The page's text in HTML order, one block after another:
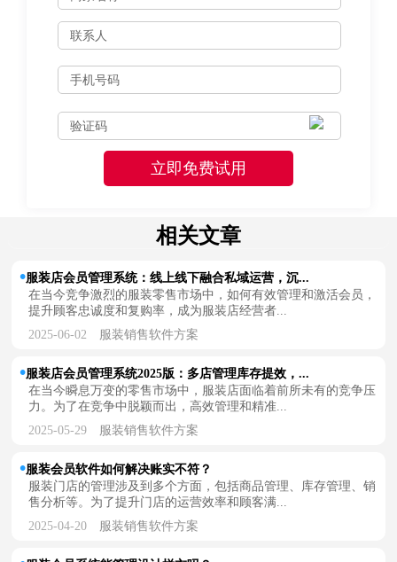
相关文章
服装店会员管理系统：线上线下融合私域运营，沉...
在当今竞争激烈的服装零售市场中，如何有效管理和激活会员，
提升顾客忠诚度和复购率，成为服装店经营者...
2025-06-02 服装销售软件方案
服装店会员管理系统2025版：多店管理库存提效，...
在当今瞬息万变的零售市场中，服装店面临着前所未有的竞争压
力。为了在竞争中脱颖而出，高效管理和精准...
2025-05-29 服装销售软件方案
服装会员软件如何解决账实不符？
服装门店的管理涉及到多个方面，包括商品管理、库存管理、销
售分析等。为了提升门店的运营效率和顾客满...
2025-04-20 服装销售软件方案